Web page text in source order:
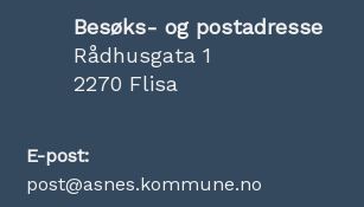
Besøks- og postadresse
Rådhusgata 1
2270 Flisa
E-post:
post@asnes.kommune.no